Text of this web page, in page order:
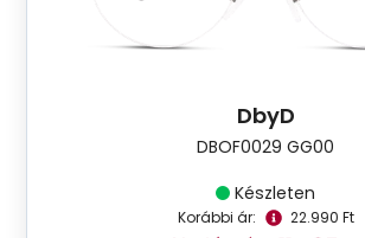
DbyD
DBOF0029 GG00
Készleten
Korábbi ár: 22.990 Ft